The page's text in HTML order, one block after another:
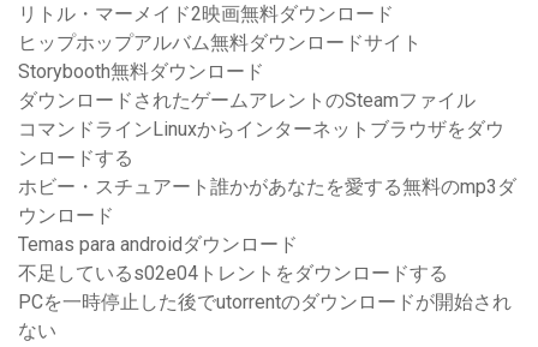
リトル・マーメイド2映画無料ダウンロード
ヒップホップアルバム無料ダウンロードサイト
Storybooth無料ダウンロード
ダウンロードされたゲームアレントのSteamファイル
コマンドラインLinuxからインターネットブラウザをダウ
ンロードする
ホビー・スチュアート誰かがあなたを愛する無料のmp3ダ
ウンロード
Temas para androidダウンロード
不足しているs02e04トレントをダウンロードする
PCを一時停止した後でutorrentのダウンロードが開始され
ない